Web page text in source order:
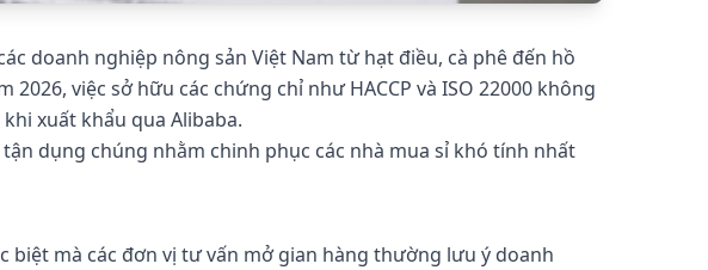
doanh nghiệp nông sản Việt Nam từ hạt điều, cà phê đến hồ
việc sở hữu các chứng chỉ như HACCP và ISO 22000 không
xuất khẩu qua Alibaba.
dụng chúng nhằm chinh phục các nhà mua sỉ khó tính nhất
mà các đơn vị tư vấn mở gian hàng thường lưu ý doanh